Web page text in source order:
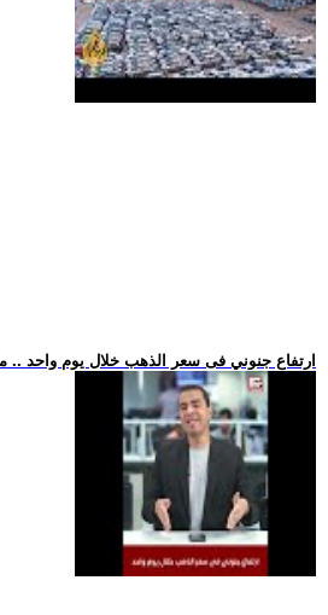
.. ارتفاع جنوني فى سعر الذهب خلال يوم واحد ..